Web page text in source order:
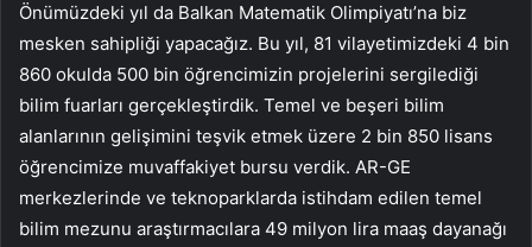
Önümüzdeki yıl da Balkan Matematik Olimpiyatı’na biz
mesken sahipliği yapacağız. Bu yıl, 81 vilayetimizdeki 4 bin
860 okulda 500 bin öğrencimizin projelerini sergilediği
bilim fuarları gerçekleştirdik. Temel ve beşeri bilim
alanlarının gelişimini teşvik etmek üzere 2 bin 850 lisans
öğrencimize muvaffakiyet bursu verdik. AR-GE
merkezlerinde ve teknoparklarda istihdam edilen temel
bilim mezunu araştırmacılara 49 milyon lira maaş dayanağı